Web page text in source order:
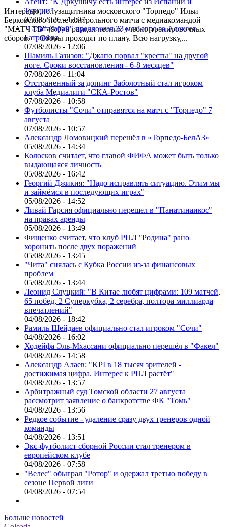
Интервью полузащитника московского "Торпедо" Ильи
Берковского после контрольного матча с медиакомандой
"МАТЧ ТВ" (9:0) в рамках летних учебно-тренировочных
сборов.— Сборы проходят по плану. Всю нагрузку,...
Турции"
07/08/2026 - 13:07
"Галатасарай" предложил 33 млн евро за Алексея
Батракова
07/08/2026 - 12:06
Шамиль Газизов: "Джапо порвал "кресты" на другой
ноге. Сроки восстановления - 6-8 месяцев"
07/08/2026 - 11:04
Отстраненный за допинг Заболотный стал игроком
клуба Медиалиги "СКА-Ростов"
07/08/2026 - 10:58
Футболисты "Сочи" отправятся на матч с "Торпедо" 7
августа
07/08/2026 - 10:57
Александр Ломовицкий перешёл в «Торпедо-БелАЗ»
05/08/2026 - 14:34
Колосков считает, что главой ФИФА может быть только
выдающаяся личность
05/08/2026 - 16:42
Георгий Джикия: "Надо исправлять ситуацию. Этим мы
и займёмся в последующих играх"
05/08/2026 - 14:52
Ливай Гарсия официально перешел в "Панатинаикос"
на правах аренды
05/08/2026 - 13:49
Фищенко считает, что клуб РПЛ "Родина" рано
хоронить после двух поражений
05/08/2026 - 13:45
"Чита" снялась с Кубка России из-за финансовых
проблем
05/08/2026 - 13:44
Леонид Слуцкий: "В Китае любят цифрами: 109 матчей,
65 побед, 2 Суперкубка, 2 серебра, полтора миллиарда
впечатлений"
04/08/2026 - 18:42
Рамиль Шейдаев официально стал игроком "Сочи"
04/08/2026 - 16:02
Ходейфа Эль-Мхассани официально перешёл в "Факел"
04/08/2026 - 14:58
Александр Алаев: "KPI в 18 тысяч зрителей -
достижимая цифра. Интерес к РПЛ растёт"
04/08/2026 - 13:57
Арбитражный суд Томской области 27 августа
рассмотрит заявление о банкротстве ФК "Томь"
04/08/2026 - 13:56
Редкое событие - удаление сразу двух тренеров одной
команды
04/08/2026 - 13:51
Экс-футболист сборной России стал тренером в
европейском клубе
04/08/2026 - 07:58
"Велес" обыграл "Ротор" и одержал третью победу в
сезоне Первой лиги
04/08/2026 - 07:54
Больше новостей